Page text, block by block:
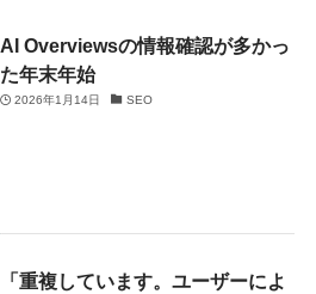
AI Overviewsの情報確認が多かっ
た年末年始
2026年1月14日 SEO
「重複しています。ユーザーによ